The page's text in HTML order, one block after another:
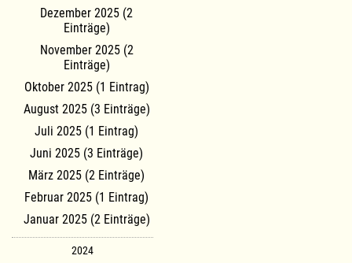
Dezember 2025 (2
Einträge)
November 2025 (2
Einträge)
Oktober 2025 (1 Eintrag)
August 2025 (3 Einträge)
Juli 2025 (1 Eintrag)
Juni 2025 (3 Einträge)
März 2025 (2 Einträge)
Februar 2025 (1 Eintrag)
Januar 2025 (2 Einträge)
2024